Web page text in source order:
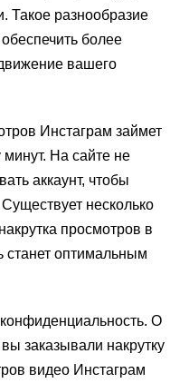
Такое разнообразие
более
вашего
Инстаграм займет
минут. На сайте не
аккаунт, чтобы
Существует несколько
просмотров в
станет оптимальным
О
заказывали накрутку
видео Инстаграм